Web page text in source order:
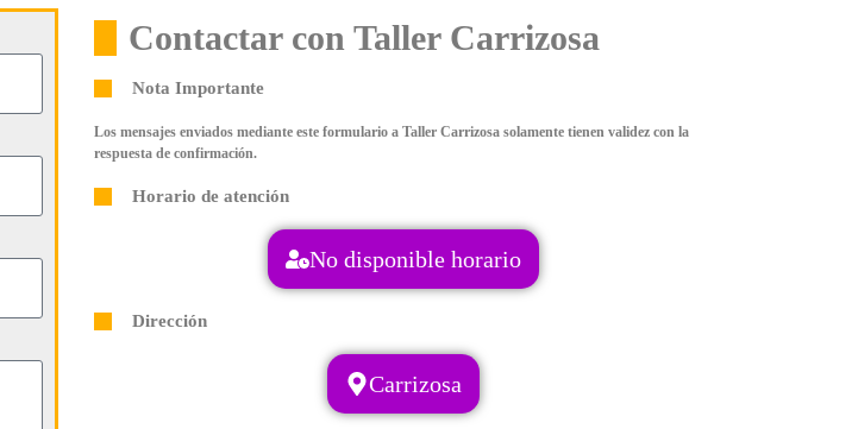
Contactar con Taller Carrizosa
Nota Importante
Los mensajes enviados mediante este formulario a Taller Carrizosa solamente tienen validez con la
respuesta de confirmación.
Horario de atención
No disponible horario
Dirección
Carrizosa